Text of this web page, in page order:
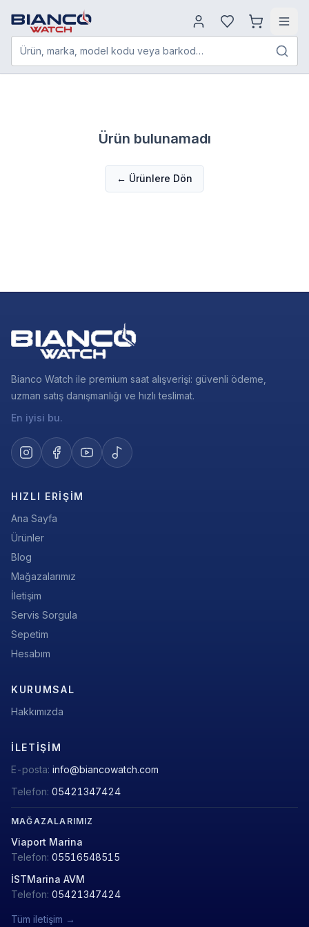
Ürün, marka, model kodu veya barkod…
Ürün bulunamadı
← Ürünlere Dön
Bianco Watch ile premium saat alışverişi: güvenli ödeme,
uzman satış danışmanlığı ve hızlı teslimat.
En iyisi bu.
HIZLI ERIŞIM
Ana Sayfa
Ürünler
Blog
Mağazalarımız
İletişim
Servis Sorgula
Sepetim
Hesabım
KURUMSAL
Hakkımızda
İLETIŞIM
E-posta: info@biancowatch.com
Telefon: 05421347424
MAĞAZALARIMIZ
Viaport Marina
Telefon: 05516548515
İSTMarina AVM
Telefon: 05421347424
Tüm iletişim →